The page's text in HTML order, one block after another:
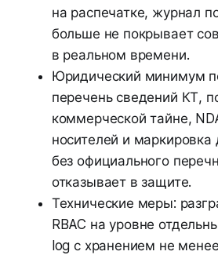
на распечатке, журнал
больше не покрывает
в реальном времени.
Юридический минимум
перечень сведений КТ,
коммерческой тайне,
носителей и
без официального
отказывает в защите.
Технические меры:
RBAC на уровне
log с хранением не